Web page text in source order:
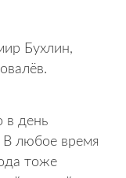
Бухлин,
в день
В любое время
тоже